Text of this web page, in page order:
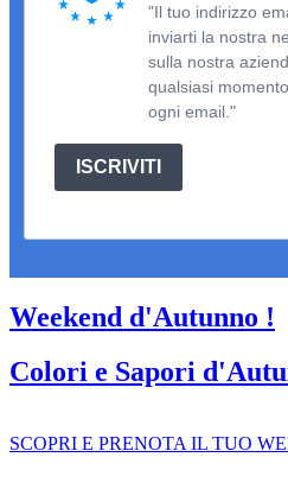
"Il tuo indirizzo
inviarti la nostra
sulla nostra
qualsiasi
ogni email."
ISCRIVITI
Weekend d'Autunno !
Colori e Sapori
SCOPRI E PRENOTA IL TUO